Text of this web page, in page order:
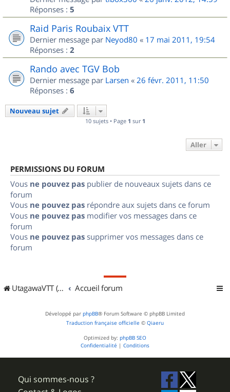
Réponses : 5
Raid Paris Roubaix VTT
Dernier message par Neyod80 « 17 mai 2011, 19:54
Réponses : 2
Rando avec TGV Bob
Dernier message par Larsen « 26 févr. 2011, 11:50
Réponses : 6
Nouveau sujet
10 sujets • Page 1 sur 1
Aller
PERMISSIONS DU FORUM
Vous ne pouvez pas publier de nouveaux sujets dans ce
forum
Vous ne pouvez pas répondre aux sujets dans ce forum
Vous ne pouvez pas modifier vos messages dans ce
forum
Vous ne pouvez pas supprimer vos messages dans ce
forum
UtagawaVTT (Randos VTT et VTTAE avec traces GPS) Accueil forum
Développé par phpBB® Forum Software © phpBB Limited
Traduction française officielle © Qiaeru
Optimized by: phpBB SEO
Confidentialité | Conditions
Qui sommes-nous ?